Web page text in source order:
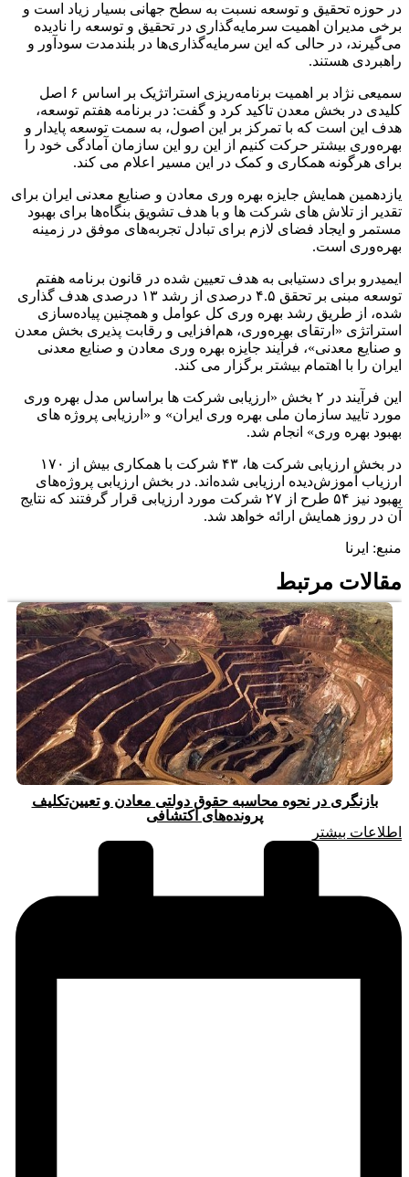
در حوزه تحقیق و توسعه نسبت به سطح جهانی بسیار زیاد است و
برخی مدیران اهمیت سرمایه‌گذاری در تحقیق و توسعه را نادیده
می‌گیرند، در حالی که این سرمایه‌گذاری‌ها در بلندمدت سودآور و
راهبردی هستند.
سمیعی نژاد بر اهمیت برنامه‌ریزی استراتژیک بر اساس ۶ اصل
کلیدی در بخش معدن تاکید کرد و گفت: در برنامه هفتم توسعه،
هدف این است که با تمرکز بر این اصول، به سمت توسعه پایدار و
بهره‌وری بیشتر حرکت کنیم از این رو این سازمان آمادگی خود را
برای هرگونه همکاری و کمک در این مسیر اعلام می‌ کند.
یازدهمین همایش جایزه بهره وری معادن و صنایع معدنی ایران برای
تقدیر از تلاش های شرکت ها و با هدف تشویق بنگاه‌ها برای بهبود
مستمر و ایجاد فضای لازم برای تبادل تجربه‌های موفق در زمینه
بهره‌وری است.
ایمیدرو برای دستیابی به هدف تعیین شده در قانون برنامه هفتم
توسعه مبنی بر تحقق ۴.۵ درصدی از رشد ۱۳ درصدی هدف گذاری
شده، از طریق رشد بهره وری کل عوامل و همچنین پیاده‌سازی
استراتژی «ارتقای بهره‌وری، هم‌افزایی و رقابت پذیری بخش معدن
و صنایع معدنی»، فرآیند جایزه بهره وری معادن و صنایع معدنی
ایران را با اهتمام بیشتر برگزار می کند.
این فرآیند در ۲ بخش «ارزیابی شرکت ها براساس مدل بهره وری
مورد تایید سازمان ملی بهره وری ایران» و «ارزیابی پروژه های
بهبود بهره وری» انجام شد.
در بخش ارزیابی شرکت ها، ۴۳ شرکت با همکاری بیش از ۱۷۰
ارزیاب آموزش‌دیده ارزیابی شده‌اند. در بخش ارزیابی پروژه‌های
بهبود نیز ۵۴ طرح از ۲۷ شرکت مورد ارزیابی قرار گرفتند که نتایج
آن در روز همایش ارائه خواهد شد.
منبع: ایرنا
مقالات مرتبط
بازنگری در نحوه محاسبه حقوق دولتی معادن و تعیین‌تکلیف
پرونده‌های اکتشافی
اطلاعات بیشتر